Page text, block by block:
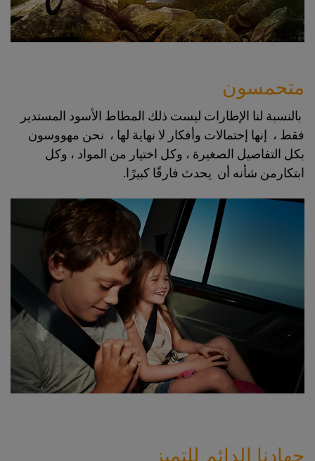
متحمسون
بالنسبة لنا الإطارات ليست ذلك المطاط الأسود المستدير
فقط ، إنها إحتمالات وأفكار لا نهاية لها ، نحن مهووسون
بكل التفاصيل الصغيرة ، وكل اختيار من المواد ، وكل
ابتكارمن شأنه أن يحدث فارقًا كبيرًا.